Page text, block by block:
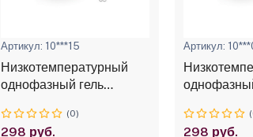
Артикул: 10***15
Низкотемпературный
однофазный гель
№05 садовая мальва, 15
(0)
298 руб.
Артикул:
№04
298 руб.